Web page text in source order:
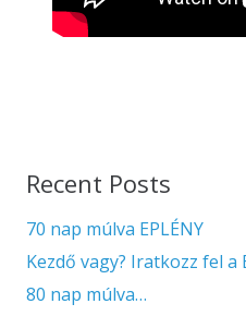
Recent Posts
70 nap múlva EPLÉNY
Kezdő vagy? Iratkozz fel
80 nap múlva…